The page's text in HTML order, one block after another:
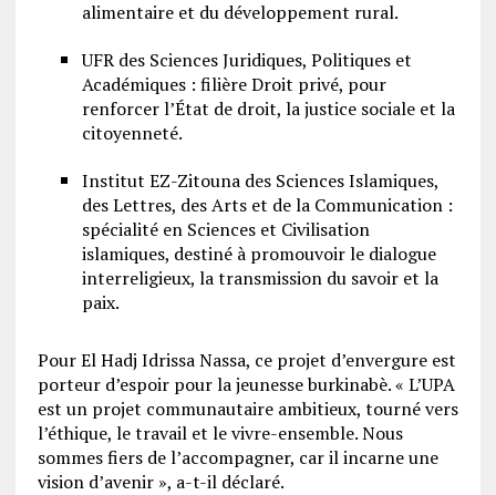
alimentaire et du développement rural.
UFR des Sciences Juridiques, Politiques et
Académiques : filière Droit privé, pour
renforcer l’État de droit, la justice sociale et la
citoyenneté.
Institut EZ-Zitouna des Sciences Islamiques,
des Lettres, des Arts et de la Communication :
spécialité en Sciences et Civilisation
islamiques, destiné à promouvoir le dialogue
interreligieux, la transmission du savoir et la
paix.
Pour El Hadj Idrissa Nassa, ce projet d’envergure est
porteur d’espoir pour la jeunesse burkinabè. « L’UPA
est un projet communautaire ambitieux, tourné vers
l’éthique, le travail et le vivre-ensemble. Nous
sommes fiers de l’accompagner, car il incarne une
vision d’avenir », a-t-il déclaré.